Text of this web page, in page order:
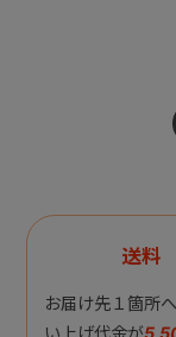
送料
お届け先１箇所